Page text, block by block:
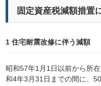
固定資産税減額措置
1 住宅耐震改修に伴う減額
昭和57年1月1日以前から所
和4年3月31日までの間に、